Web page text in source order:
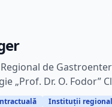
de
„Prof. Dr. O. Fodor”
Instituții